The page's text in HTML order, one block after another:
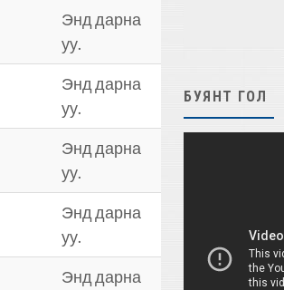
Энд дарна
уу.
Энд дарна
уу.
Энд дарна
уу.
Энд дарна
уу.
Энд дарна
БУЯНТ ГОЛ